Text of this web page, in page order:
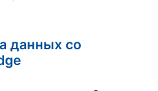
данных со